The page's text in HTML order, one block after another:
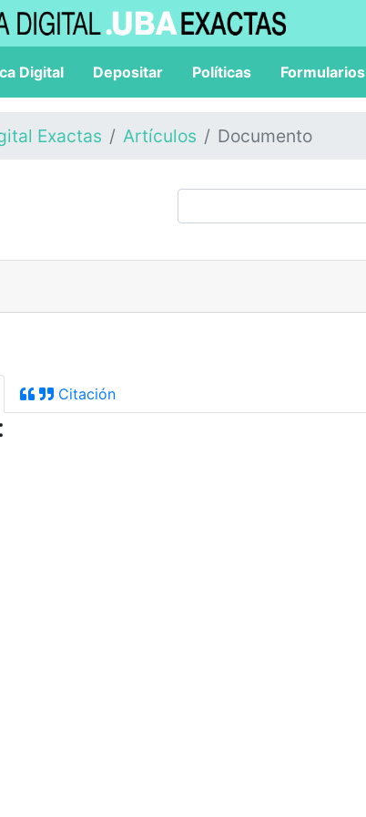
Digital Depositar Políticas Formularios
Exactas Artículos Documento
Citación